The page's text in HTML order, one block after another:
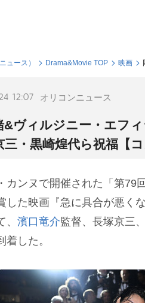
ュース） Drama&Movie TOP 映画
12:07 オリコンニュース
&ヴィルジニー・エフ
三・黒崎煌代ら祝福【コ
ンヌで開催された「第79
した映画『急に具合が悪く
濱口竜介監督、長塚京三
着した。